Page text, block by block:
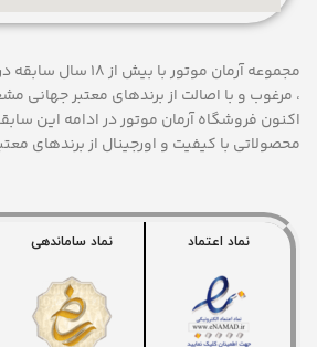
مجموعه آرمان موتور با
، مرغوب و با اصالت از برندهای معتبر
اکنون فروشگاه آرمان موتوردر ادامه اين
محصولاتی با کيفيت و اورجينال از برندهای
نماد اعتماد نماد ساماندهی